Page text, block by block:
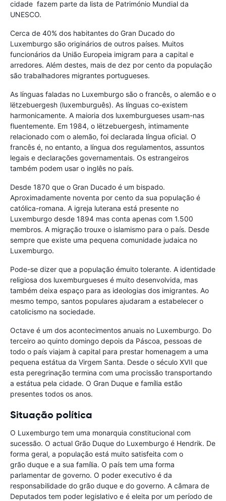
cidade fazem parte da lista de Património Mundial da
UNESCO.
Cerca de 40% dos habitantes do Gran Ducado do
Luxemburgo são originários de outros países. Muitos
funcionários da União Europeia imigram para a capital e
arredores. Além destes, mais de dez por cento da população
são trabalhadores migrantes portugueses.
As línguas faladas no Luxemburgo são o francês, o alemão e o
lëtzebuergesh (luxemburguês). As línguas co-existem
harmonicamente. A maioria dos luxemburgueses usam-nas
fluentemente. Em 1984, o lëtzebuergesh, intimamente
relacionado com o alemão, foi declarada língua oficial. O
francês é, no entanto, a língua dos regulamentos, assuntos
legais e declarações governamentais. Os estrangeiros
também podem usar o inglês no país.
Desde 1870 que o Gran Ducado é um bispado.
Aproximadamente noventa por cento da sua população é
católica-romana. A igreja luterana está presente no
Luxemburgo desde 1894 mas conta apenas com 1.500
membros. A migração trouxe o islamismo para o país. Desde
sempre que existe uma pequena comunidade judaica no
Luxemburgo.
Pode-se dizer que a população émuito tolerante. A identidade
religiosa dos luxemburgueses é muito desenvolvida, mas
também deixa espaço para as ideologias dos imigrantes. Ao
mesmo tempo, santos populares ajudaram a estabelecer o
catolicismo na sociedade.
Octave é um dos acontecimentos anuais no Luxemburgo. Do
terceiro ao quinto domingo depois da Páscoa, pessoas de
todo o país viajam à capital para prestar homenagem a uma
pequena estátua da Virgem Santa. Desde o século XVII que
esta peregrinação termina com uma procissão transportando
a estátua pela cidade. O Gran Duque e família estão
presentes todos os anos.
Situação política
O Luxemburgo tem uma monarquia constitucional com
sucessão. O actual Grão Duque do Luxemburgo é Hendrik. De
forma geral, a população está muito satisfeita com o
grão duque e a sua família. O país tem uma forma
parlamentar de governo. O poder executivo é da
responsabilidade do grão duque e do governo. A câmara de
Deputados tem poder legislativo e é eleita por um período de